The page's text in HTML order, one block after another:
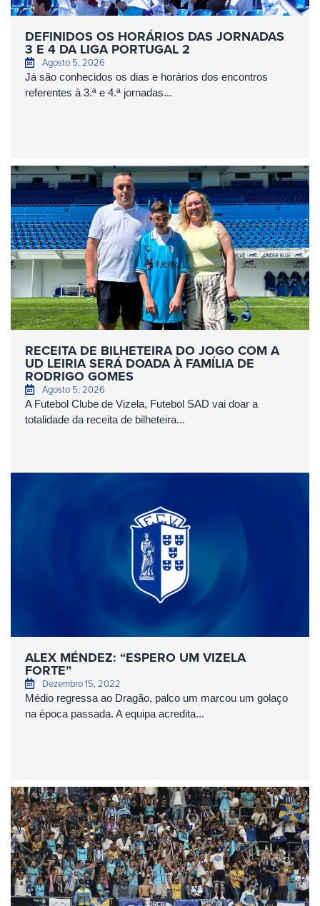
DEFINIDOS OS HORÁRIOS DAS JORNADAS
3 E 4 DA LIGA PORTUGAL 2
Agosto 5, 2026
Já são conhecidos os dias e horários dos encontros
referentes à 3.ª e 4.ª jornadas...
RECEITA DE BILHETEIRA DO JOGO COM A
UD LEIRIA SERÁ DOADA À FAMÍLIA DE
RODRIGO GOMES
Agosto 5, 2026
A Futebol Clube de Vizela, Futebol SAD vai doar a
totalidade da receita de bilheteira...
ALEX MÉNDEZ: “ESPERO UM VIZELA
FORTE”
Dezembro 15, 2022
Médio regressa ao Dragão, palco um marcou um golaço
na época passada. A equipa acredita...